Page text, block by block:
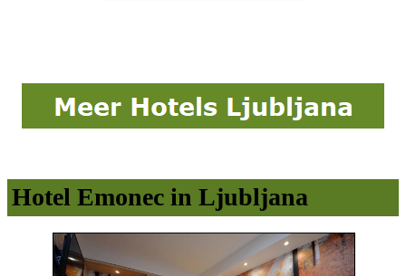
Hotel Emonec in Ljubljana